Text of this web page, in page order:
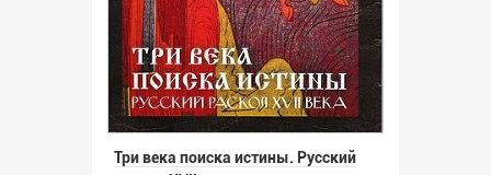
Три века поиска истины. Русский